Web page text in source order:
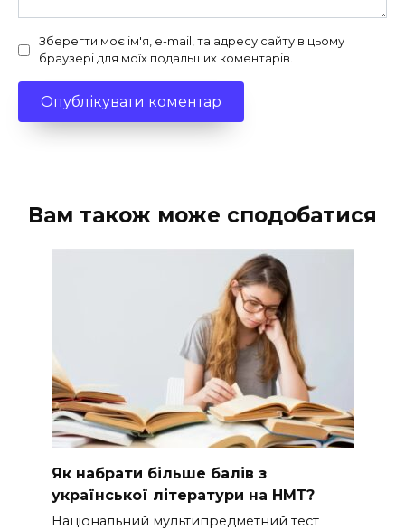
Зберегти моє ім'я, e-mail, та адресу сайту в цьому
браузері для моїх подальших коментарів.
Вам також може сподобатися
Як набрати більше балів з
української літератури на НМТ?
Національний мультипредметний тест